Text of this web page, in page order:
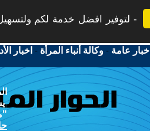
لتوفير افضل خدمة لكم
أخبار عامة -وكالة أنباء المرأة - اخبار